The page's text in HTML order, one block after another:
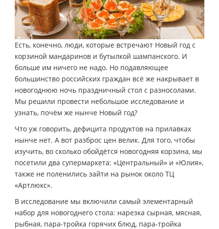
Есть, конечно, люди, которые встречают Новый год с
корзиной мандаринов и бутылкой шампанского. И
больше им ничего не надо. Но подавляющее
большинство российских граждан всё же накрывает в
новогоднюю ночь праздничный стол с разносолами.
Мы решили провести небольшое исследование и
узнать, почём же нынче Новый год?
Что уж говорить, дефицита продуктов на прилавках
нынче нет. А вот разброс цен велик. Для того, чтобы
изучить, во сколько обойдётся новогодняя корзина, мы
посетили два супермаркета: «Центральный» и «Юлия»,
также не поленились зайти на рынок около ТЦ
«Артлюкс».
В исследование мы включили самый элементарный
набор для новогоднего стола: нарезка сырная, мясная,
рыбная, пара-тройка горячих блюд, пара-тройка